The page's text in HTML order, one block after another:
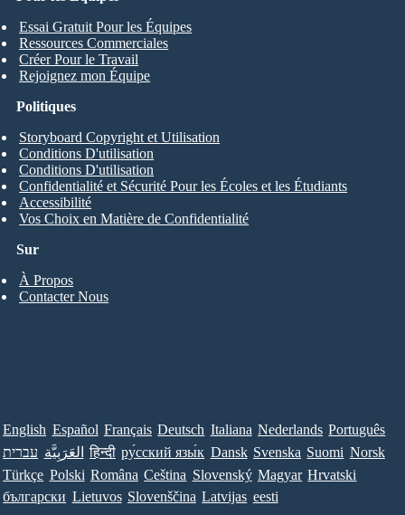
Essai Gratuit Pour les Équipes
Ressources Commerciales
Créer Pour le Travail
Rejoignez mon Équipe
Sur
À Propos
Contacter Nous
Politiques
Storyboard Copyright et Utilisation
Conditions D'utilisation
Conditions D'utilisation
Confidentialité et Sécurité Pour les Écoles et les Étudiants
Accessibilité
Vos Choix en Matière de Confidentialité
English Español Français Deutsch Italiana Nederlands Português
עברית العَرَبِيَّة हिन्दी ру́сский язы́к Dansk Svenska Suomi Norsk
Türkçe Polski Româna Ceština Slovenský Magyar Hrvatski
български Lietuvos Slovenščina Latvijas eesti